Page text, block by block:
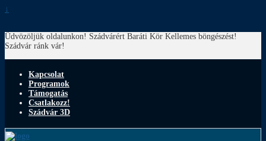
↓
Üdvözöljük oldalunkon! Szádvárért Baráti Kör Kellemes böngészést!
Szádvár ránk vár!
Kapcsolat
Programok
Támogatás
Csatlakozz!
Szádvár 3D